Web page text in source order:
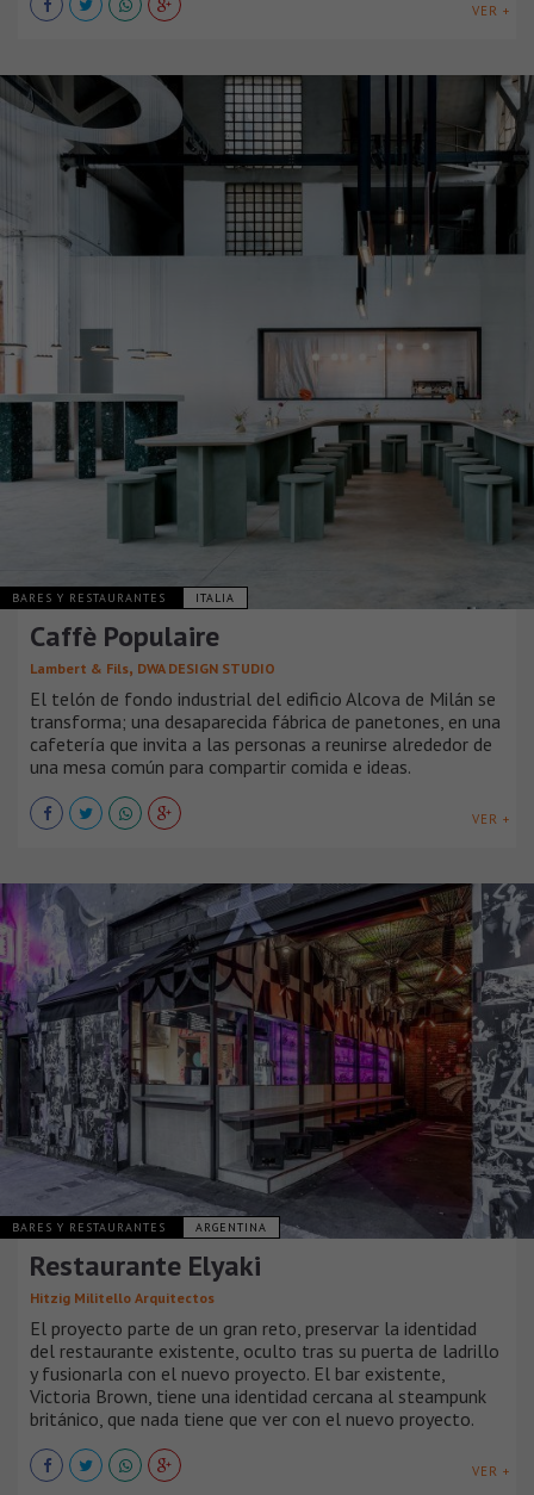
VER +
BARES Y RESTAURANTES ITALIA
Caffè Populaire
Lambert & Fils, DWA DESIGN STUDIO
El telón de fondo industrial del edificio Alcova de Milán se
transforma; una desaparecida fábrica de panetones, en una
cafetería que invita a las personas a reunirse alrededor de
una mesa común para compartir comida e ideas.
VER +
BARES Y RESTAURANTES ARGENTINA
Restaurante Elyaki
Hitzig Militello Arquitectos
El proyecto parte de un gran reto, preservar la identidad
del restaurante existente, oculto tras su puerta de ladrillo
y fusionarla con el nuevo proyecto. El bar existente,
Victoria Brown, tiene una identidad cercana al steampunk
británico, que nada tiene que ver con el nuevo proyecto.
VER +